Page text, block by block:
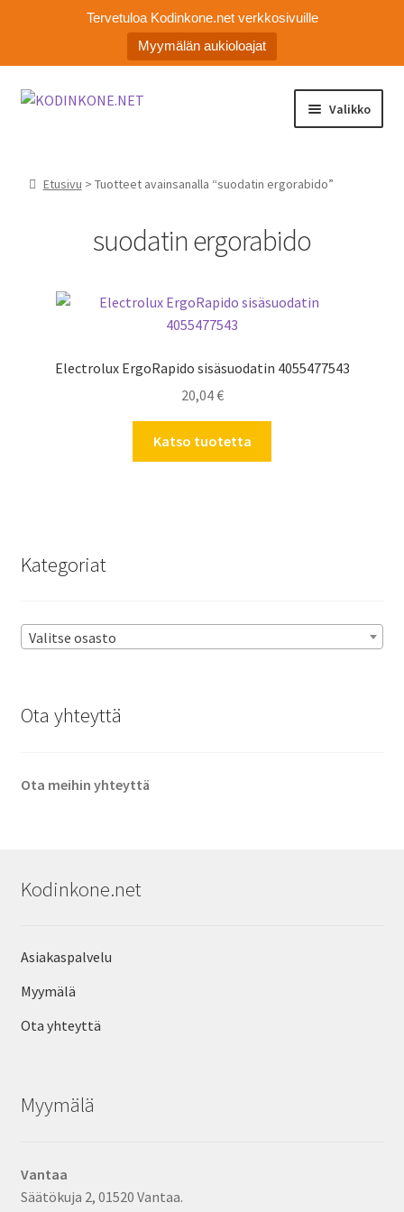
Tervetuloa Kodinkone.net verkkosivuille
Myymälän aukioloajat
Siirry
Siirry
Valikko
Asiakaspalvelu
Etusivu > Tuotteet avainsanalla “suodatin ergorabido”
suodatin ergorabido
Electrolux ErgoRapido sisäsuodatin 4055477543
20,04€
Katso tuotetta
Kategoriat
Valitse osasto
Ota yhteyttä
Ota meihin yhteyttä
Kodinkone.net
Asiakaspalvelu
Myymälä
Ota yhteyttä
Myymälä
Vantaa
Säätökuja 2, 01520 Vantaa.